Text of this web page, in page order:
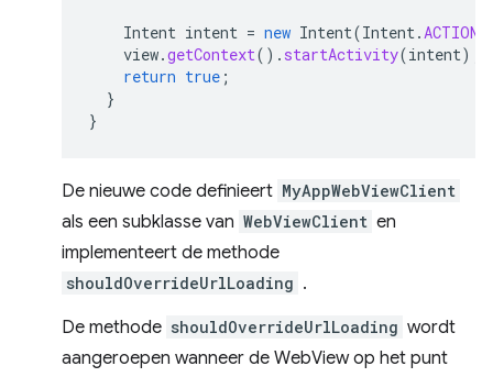
Intent intent = new Intent(Intent.
view.getContext(). startActivity(intent);
return true ;
}
}
De nieuwe code definieert MyAppWebViewClient
als een subklasse van WebViewClient en
implementeert de methode
shouldOverrideUrlLoading .
De methode shouldOverrideUrlLoading wordt
aangeroepen wanneer de WebView op het punt